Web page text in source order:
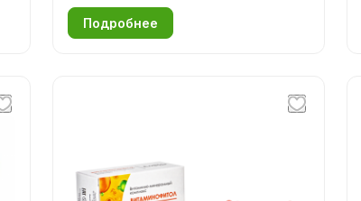
Подробнее